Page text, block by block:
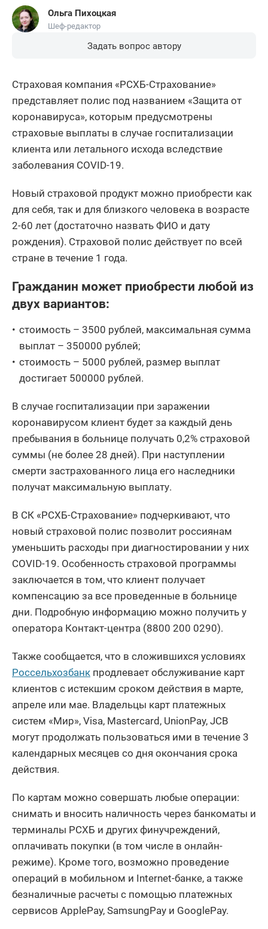
Ольга Пихоцкая
Шеф-редактор
Задать вопрос автору
Страховая компания «РСХБ-Страхование»
представляет полис под названием «Защита от
коронавируса», которым предусмотрены
страховые выплаты в случае госпитализации
клиента или летального исхода вследствие
заболевания COVID-19.
Новый страховой продукт можно приобрести как
для себя, так и для близкого человека в возрасте
2-60 лет (достаточно назвать ФИО и дату
рождения). Страховой полис действует по всей
стране в течение 1 года.
Гражданин может приобрести любой из
двух вариантов:
стоимость – 3500 рублей, максимальная сумма
выплат – 350000 рублей;
стоимость – 5000 рублей, размер выплат
достигает 500000 рублей.
В случае госпитализации при заражении
коронавирусом клиент будет за каждый день
пребывания в больнице получать 0,2% страховой
суммы (не более 28 дней). При наступлении
смерти застрахованного лица его наследники
получат максимальную выплату.
В СК «РСХБ-Страхование» подчеркивают, что
новый страховой полис позволит россиянам
уменьшить расходы при диагностировании у них
COVID-19. Особенность страховой программы
заключается в том, что клиент получает
компенсацию за все проведенные в больнице
дни. Подробную информацию можно получить у
оператора Контакт-центра (8800 200 0290).
Также сообщается, что в сложившихся условиях
Россельхозбанк продлевает обслуживание карт
клиентов с истекшим сроком действия в марте,
апреле или мае. Владельцы карт платежных
систем «Мир», Visa, Mastercard, UnionPay, JCB
могут продолжать пользоваться ими в течение 3
календарных месяцев со дня окончания срока
действия.
По картам можно совершать любые операции:
снимать и вносить наличность через банкоматы и
терминалы РСХБ и других финучреждений,
оплачивать покупки (в том числе в онлайн-
режиме). Кроме того, возможно проведение
операций в мобильном и Internet-банке, а также
безналичные расчеты с помощью платежных
сервисов ApplePay, SamsungPay и GooglePay.